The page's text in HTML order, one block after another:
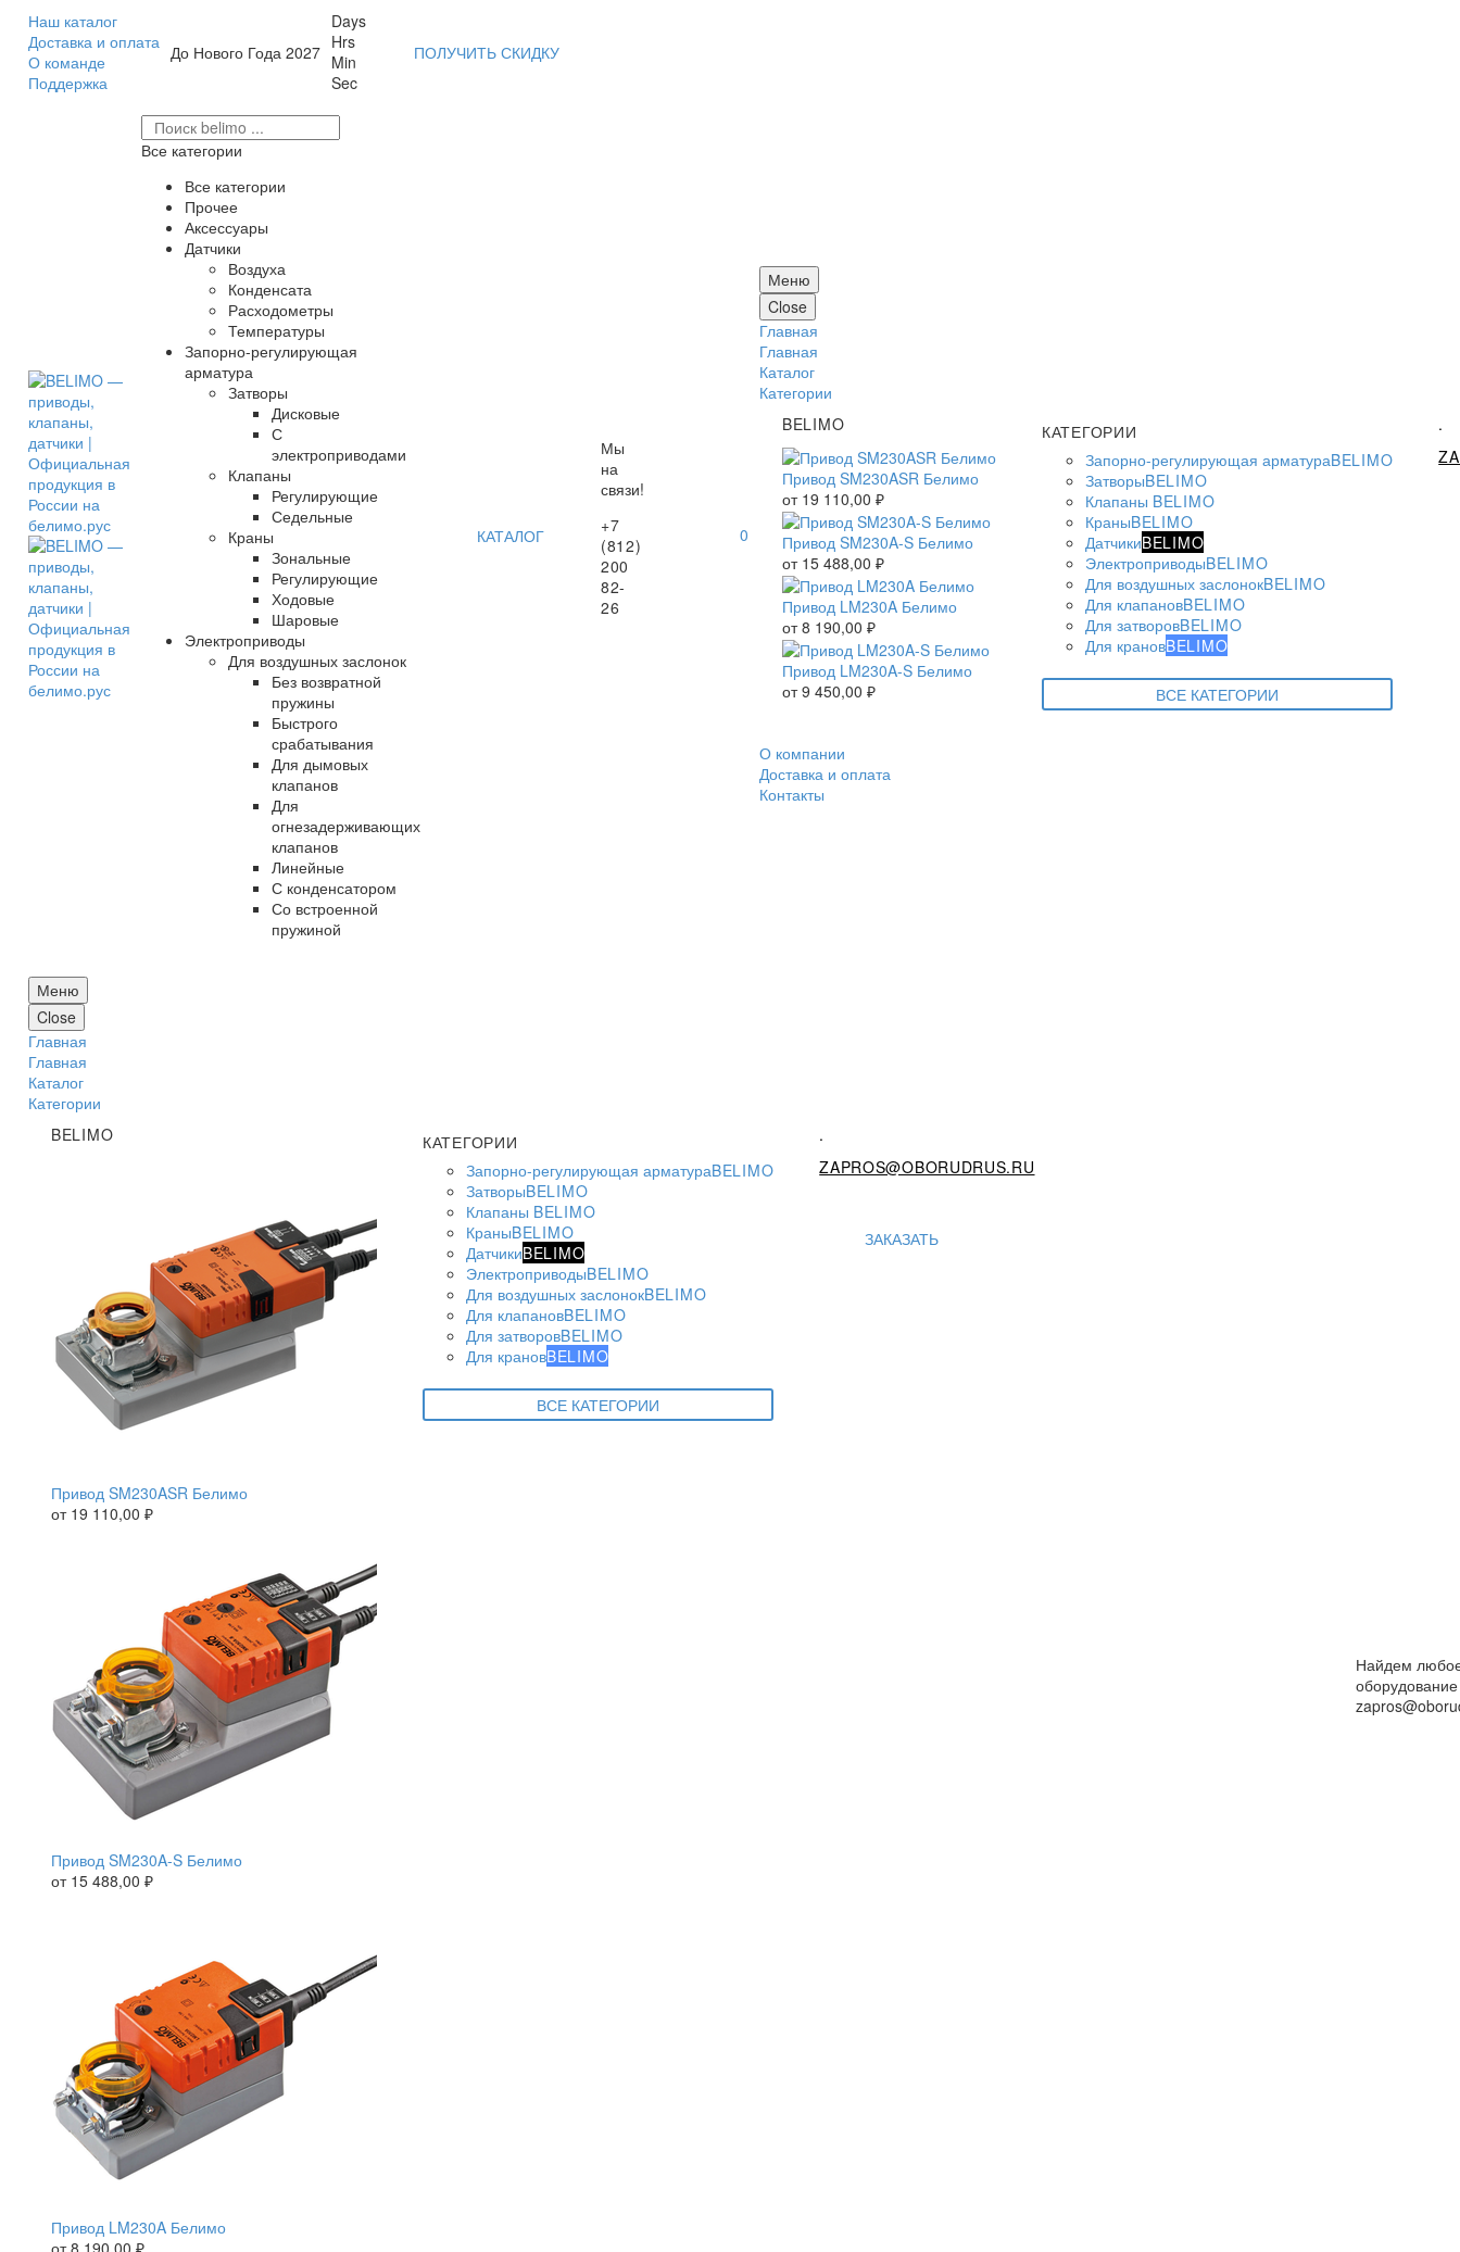
Наш каталог
Доставка и оплата
О команде
Поддержка
До Нового Года 2027
Days
Hrs
Min
Sec
ПОЛУЧИТЬ СКИДКУ
Все категории
Все категории
Прочее
Аксессуары
Датчики
Воздуха
Конденсата
Расходометры
Температуры
Запорно-регулирующая
арматура
Затворы
Дисковые
С
электроприводами
Клапаны
Регулирующие
Седельные
Краны
Зональные
Регулирующие
Ходовые
Шаровые
Электроприводы
Для воздушных заслонок
Без возвратной
пружины
Быстрого
срабатывания
Для дымовых
клапанов
Для
огнезадерживающих
клапанов
Линейные
С конденсатором
Со встроенной
пружиной
КАТАЛОГ
Мы
на
связи!
+7
(812)
200
82-
26
0
Меню
Close
Главная
Главная
Каталог
Категории
BELIMO
Привод SM230ASR Белимо
от 19 110,00 ₽
Привод SM230A-S Белимо
от 15 488,00 ₽
Привод LM230A Белимо
от8 190,00 ₽
Привод LM230A-S Белимо
от9 450,00 ₽
КАТЕГОРИИ
Запорно-регулирующая арматураBELIMO
ЗатворыBELIMO
Клапаны BELIMO
КраныBELIMO
ДатчикиBELIMO
ЭлектроприводыBELIMO
Для воздушных заслонокBELIMO
Для клапановBELIMO
Для затворовBELIMO
Для крановBELIMO
ВСЕ КАТЕГОРИИ
.
О компании
Доставка и оплата
Контакты
Меню
Close
Главная
Главная
Каталог
Категории
BELIMO
Привод SM230ASR Белимо
от 19 110,00 ₽
Привод SM230A-S Белимо
от 15 488,00 ₽
Привод LM230A Белимо
от8 190,00 ₽
КАТЕГОРИИ
Запорно-регулирующая арматураBELIMO
ЗатворыBELIMO
Клапаны BELIMO
КраныBELIMO
ДатчикиBELIMO
ЭлектроприводыBELIMO
Для воздушных заслонокBELIMO
Для клапановBELIMO
Для затворовBELIMO
Для крановBELIMO
ВСЕ КАТЕГОРИИ
.
ZAPROS@OBORUDRUS.RU
ЗАКАЗАТЬ
Найдем
оборудование